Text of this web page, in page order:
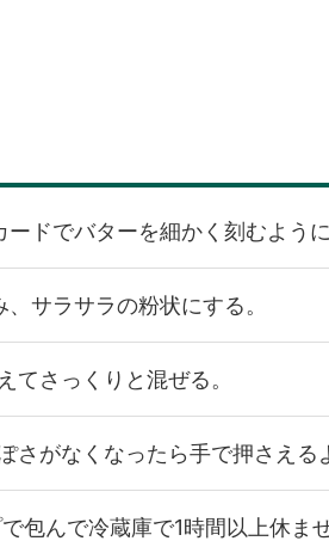
ドでバターを細かく刻むように
サラサラの粉状にする。
さっくりと混ぜる。
がなくなったら手で押さえる
包んで冷蔵庫で1時間以上休ませ